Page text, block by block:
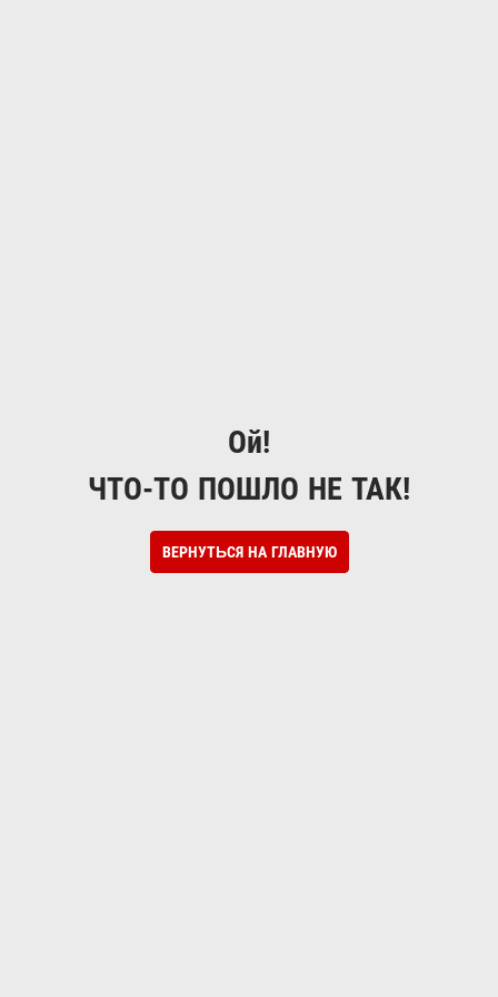
Ой!
ЧТО-ТО ПОШЛО НЕ ТАК!
ВЕРНУТЬСЯ НА ГЛАВНУЮ